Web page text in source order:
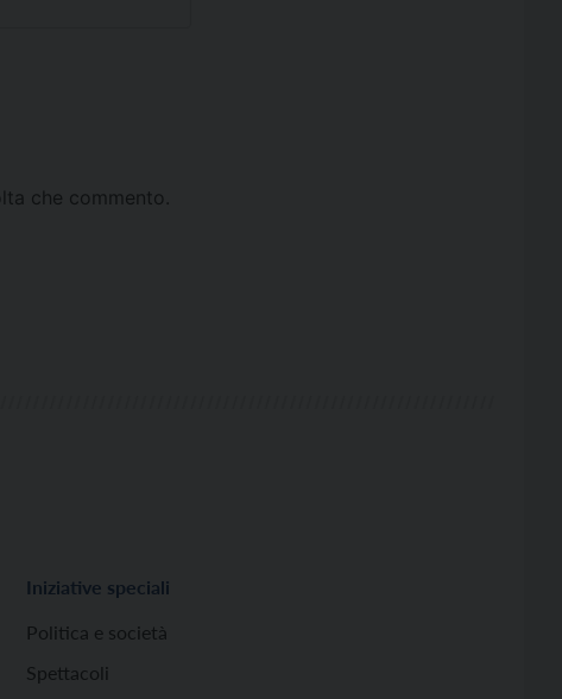
che commento.
Iniziative speciali
Politica e società
Spettacoli